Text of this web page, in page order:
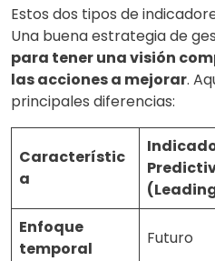
Estos dos tipos de
Una buena estrategia de
para tener una visión
las acciones a mejorar.
principales diferencias:
Característic
a
Enfoque
temporal
Futuro